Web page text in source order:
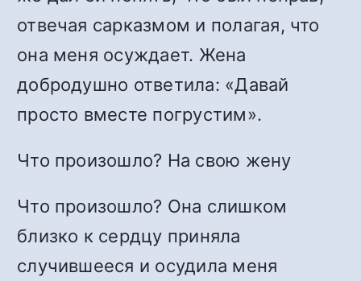
отвечая сарказмом и полагая, что
она меня осуждает. Жена
добродушно ответила: «Давай
просто вместе погрустим».
Что произошло? На свою жену
Что произошло? Она слишком
близко к сердцу приняла
случившееся и осудила меня